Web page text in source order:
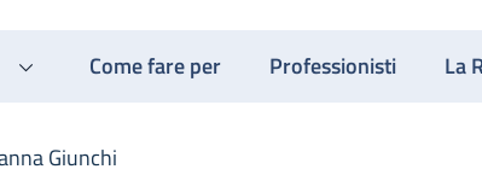
Come fare per Professionisti La
Giunchi